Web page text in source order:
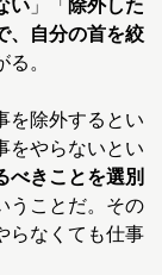
い 」「 除外した
、自分の首を絞
。
を除外するとい
をやらないとい
べきことを選別
うことだ。その
らなくても仕事